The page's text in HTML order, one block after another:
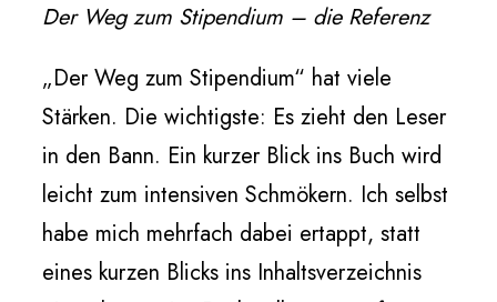
Der Weg zum Stipendium – die Referenz
„Der Weg zum Stipendium“ hat viele
Stärken. Die wichtigste: Es zieht den Leser
in den Bann. Ein kurzer Blick ins Buch wird
leicht zum intensiven Schmökern. Ich selbst
habe mich mehrfach dabei ertappt, statt
eines kurzen Blicks ins Inhaltsverzeichnis